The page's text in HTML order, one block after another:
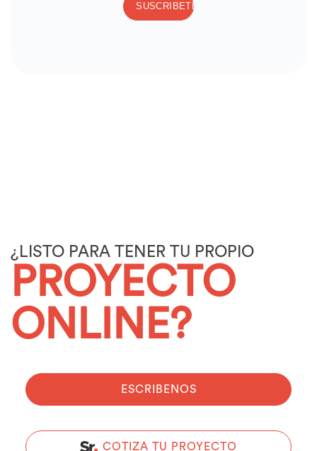
¿LISTO PARA TENER TU PROPIO
PROYECTO
ONLINE?
ESCRIBENOS
COTIZA TU PROYECTO